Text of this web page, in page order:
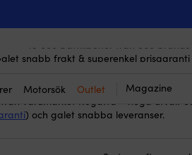
45 000 båttillbehör från 800 brands
Supernöjda kunder – 4.7/5 på Trustpilot
Motorsök Outlet Magazine
automatiskt uppblåsbara flytvästar är
kompakta för optimal rörelsefrihet,
varumärket Regatta – noga utvalt
) och galet snabba leveranser.